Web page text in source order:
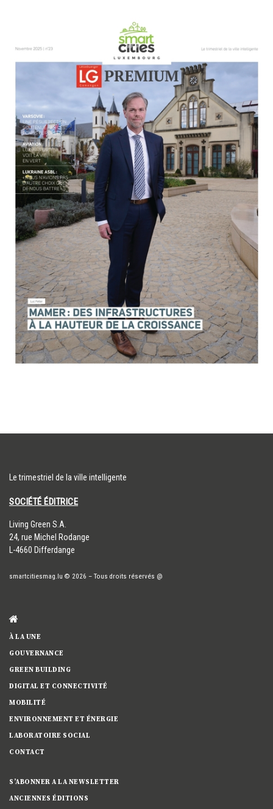
Le trimestriel de la ville intelligente
SOCIÉTÉ ÉDITRICE
​Living Green S.A.
24, rue Michel Rodange
L-4660 Differdange
smartcitiesmag.lu © 2026 – Tous droits réservés @
À LA UNE
GOUVERNANCE
GREEN BUILDING
DIGITAL ET CONNECTIVITÉ
MOBILITÉ
ENVIRONNEMENT ET ÉNERGIE
LABORATOIRE SOCIAL
CONTACT
S’ABONNER A LA NEWSLETTER
ANCIENNES ÉDITIONS